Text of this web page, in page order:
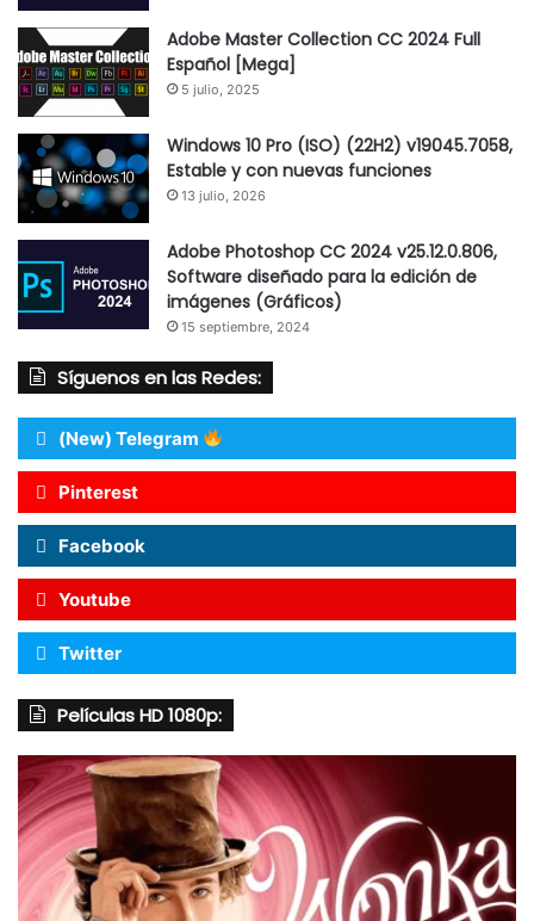
Adobe Master Collection CC 2024 Full
Español [Mega]
5 julio, 2025
Windows 10 Pro (ISO) (22H2) v19045.7058,
Estable y con nuevas funciones
13 julio, 2026
Adobe Photoshop CC 2024 v25.12.0.806,
Software diseñado para la edición de
imágenes (Gráficos)
15 septiembre, 2024
Síguenos en las Redes:
(New) Telegram
Pinterest
Facebook
Youtube
Twitter
Películas HD 1080p: